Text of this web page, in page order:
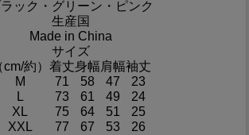
ック・グリーン・ピンク
生産国
Made in China
サイズ
cm/約） 着丈身幅肩幅袖丈
M
71 58 47
23
L
73 61 49
24
XL
75 64 51
25
XXL
77 67 53 26